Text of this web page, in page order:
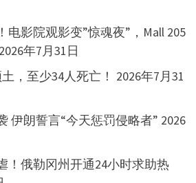
电影院观影变”惊魂夜”，Mall 205
2026年7月31日
，至少34人死亡！ 2026年7月31
伊朗誓言“今天惩罚侵略者” 2026
！俄勒冈州开通24小时求助热